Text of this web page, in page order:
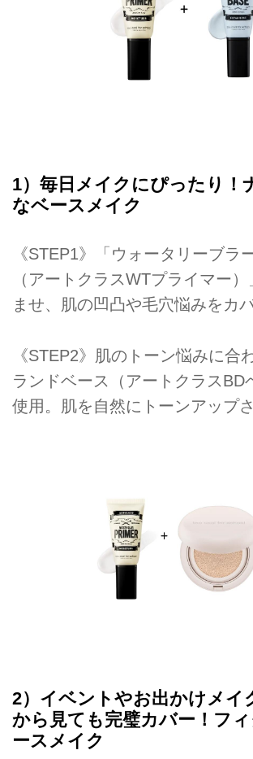
1）毎日メイクにぴったり！
なベースメイク
《STEP1》「ウォータリーブラ
（アートクラスWTプライマー
ませ、肌の凹凸や毛穴悩みをカ
《STEP2》肌のトーン悩みに合
ランドベース（アートクラスBD
使用。肌を自然にトーンアップさ
2）イベントやお出かけメイ
から見ても完璧カバー！フ
ースメイク